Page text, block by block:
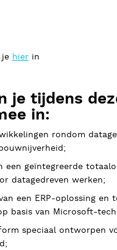
hier in
je tijdens
in:
rondom
een geïntegreerde
datagedreven werken;
een ERP-oplossing en
basis van Microsoft-
speciaal ontworpen